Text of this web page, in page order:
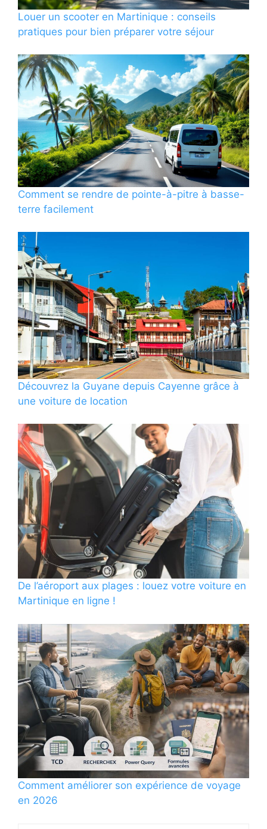
Louer un scooter en Martinique : conseils
pratiques pour bien préparer votre séjour
Comment se rendre de pointe-à-pitre à basse-
terre facilement
Découvrez la Guyane depuis Cayenne grâce à
une voiture de location
De l’aéroport aux plages : louez votre voiture en
Martinique en ligne !
Comment améliorer son expérience de voyage
en 2026